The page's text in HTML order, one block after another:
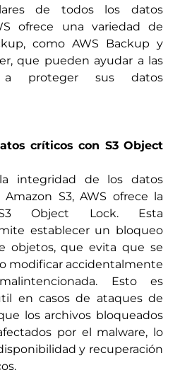
de todos los datos
ofrece una variedad de
como AWS Backup y
que pueden ayudar a las
a proteger sus datos
críticos con S3 Object
la integridad de los datos
S3, AWS ofrece la
S3 Object Lock. Esta
establecer un bloqueo
objetos, que evita que se
modificar accidentalmente
Esto es
en casos de ataques de
los archivos bloqueados
por el malware, lo
y recuperación